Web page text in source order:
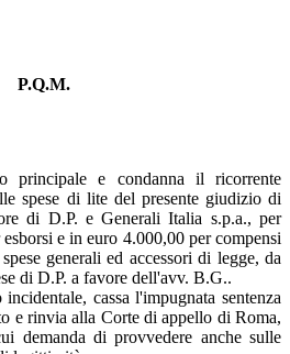
P.Q.M.
principale e condanna il ricorrente
spese di lite del presente giudizio di
di D.P. e Generali Italia s.p.a., per
e in euro 4.000,00 per compensi
generali ed accessori di legge, da
di D.P. a favore dell'avv. B.G..
cassa l'impugnata sentenza
e rinvia alla Corte di appello di Roma,
demanda di provvedere anche sulle